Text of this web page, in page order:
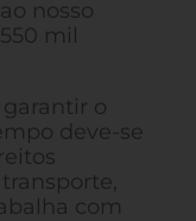
nosso
mil
o
deve-se
com